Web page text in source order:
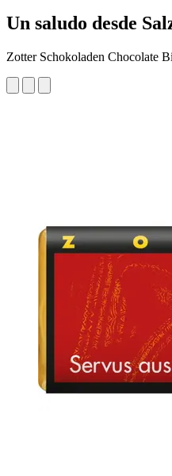
Un saludo desde
Zotter Schokoladen Chocolate